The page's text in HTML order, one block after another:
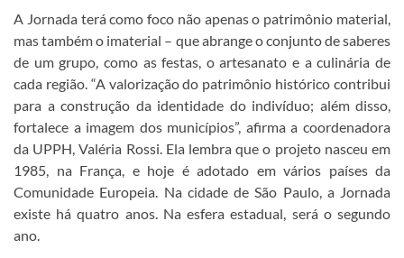
A Jornada terá como foco não apenas o patrimônio material,
mas também o imaterial – que abrange o conjunto de saberes
de um grupo, como as festas, o artesanato e a culinária de
cada região. “A valorização do patrimônio histórico contribui
para a construção da identidade do indivíduo; além disso,
fortalece a imagem dos municípios”, afirma a coordenadora
da UPPH, Valéria Rossi. Ela lembra que o projeto nasceu em
1985, na França, e hoje é adotado em vários países da
Comunidade Europeia. Na cidade de São Paulo, a Jornada
existe há quatro anos. Na esfera estadual, será o segundo
ano.